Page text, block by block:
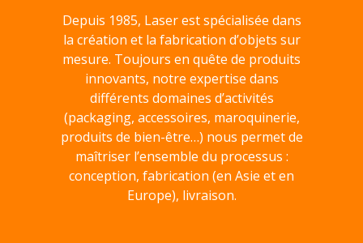
Depuis 1985, Laser est spécialisée dans
la création et la fabrication d’objets sur
mesure. Toujours en quête de produits
innovants, notre expertise dans
différents domaines d’activités
(packaging, accessoires, maroquinerie,
produits de bien-être…) nous permet de
maîtriser l’ensemble du processus :
conception, fabrication (en Asie et en
Europe), livraison.